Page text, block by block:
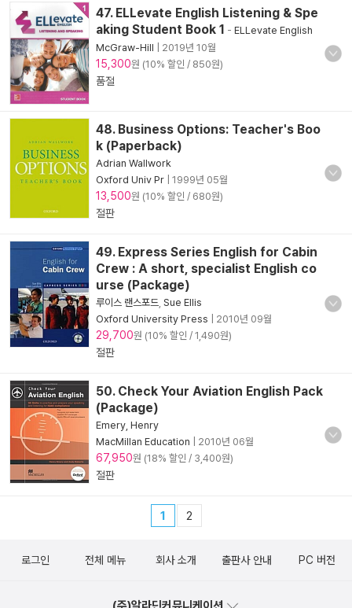
47. ELLevate English Listening & Spe
aking Student Book 1 - ELLevate English
McGraw-Hill
2019년 10월
15,300원 (10% 할인 / 850원)
품절
48. Business Options: Teacher's Boo
k (Paperback)
Adrian Wallwork
Oxford Univ Pr
1999년 05월
13,500원 (10% 할인 / 680원)
절판
49. Express Series English for Cabin
Crew : A short, specialist English co
urse (Package)
루이스 랜스포드 Sue Ellis
Oxford University Press
2010년 09월
29,700원 (10% 할인 / 1,490원)
절판
50. Check Your Aviation English Pack
(Package)
Emery, Henry
MacMillan Education
2010년 06월
67,950원 (18% 할인 / 3,400원)
절판
1 2
로그인 전체 메뉴 회사 소개 출판사 안내 PC 버전